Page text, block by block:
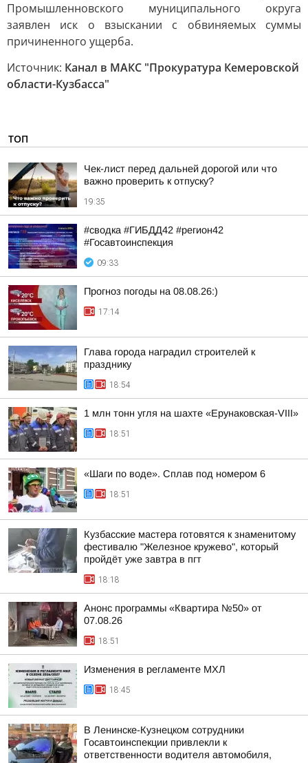
Промышленновского муниципального округа
заявлен иск о взыскании с обвиняемых суммы
причиненного ущерба.
Источник: Канал в МАКС "Прокуратура Кемеровской
области-Кузбасса"
ТОП
Чек-лист перед дальней дорогой или что
важно проверить к отпуску?
19:35
#сводка #ГИБДД42 #регион42
#Госавтоинспекция
09:33
Прогноз погоды на 08.08.26:)
17:14
Глава города наградил строителей к
празднику
18:54
1 млн тонн угля на шахте «Ерунаковская-VIII»
18:51
«Шаги по воде». Сплав под номером 6
18:51
Кузбасские мастера готовятся к знаменитому
фестивалю "Железное кружево", который
пройдёт уже завтра в пгт
18:18
Анонс программы «Квартира №50» от
07.08.26
18:51
Изменения в регламенте МХЛ
18:45
В Ленинске-Кузнецком сотрудники
Госавтоинспекции привлекли к
ответственности водителя автомобиля,